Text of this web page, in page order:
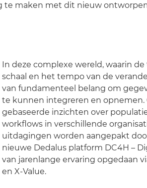
te maken met dit nieuw
In deze complexe wereld, waarin
schaal en het tempo van de
van fundamenteel belang om
te kunnen integreren en
gebaseerde inzichten over
workflows in verschillende
uitdagingen worden aangepakt
nieuwe Dedalus platform DC4H –
van jarenlange ervaring opgedaan
en X-Value.